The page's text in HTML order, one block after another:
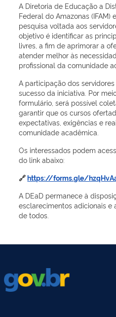
A Diretoria de Educação a
Federal do Amazonas (IFAM)
pesquisa voltada aos
objetivo é identificar as
livres, a fim de aprimorar a
atender melhor às
profissional da comunidade
A participação dos
sucesso da iniciativa. Por
formulário, será possível
garantir que os cursos
expectativas, exigências e
comunidade acadêmica.
Os interessados podem
do link abaixo:
🔗https://forms.gle/
A DEaD permanece à
esclarecimentos adicionais
de todos.